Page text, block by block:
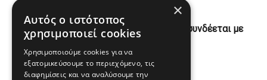
Κρήτη: Πώς η οικογενειακή συμμορία συνδέεται με
Next Post
×
Αυτός ο ιστότοπος
χρησιμοποιεί cookies
Χρησιμοποιούμε cookies για να
εξατομικεύσουμε το περιεχόμενο, τις
διαφημίσεις και να αναλύσουμε την